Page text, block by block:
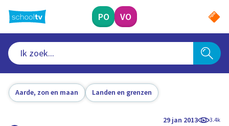
naar
hoofdinhoud
PO VO
Aarde, zon en maan Landen en grenzen
29 jan 2013 3.4k